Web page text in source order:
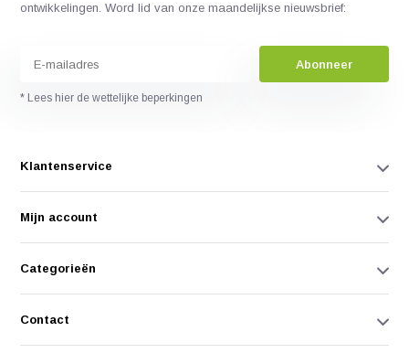
ontwikkelingen. Word lid van onze maandelijkse nieuwsbrief:
Abonneer
* Lees hier de wettelijke beperkingen
Klantenservice
Mijn account
Categorieën
Contact